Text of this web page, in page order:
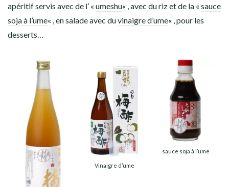
apéritif servis avec de l’ « umeshu« , avec du riz et de la « sauce
soja à l’ume« , en salade avec duvinaigre d’ume« , pour les
desserts…
Vinaigre d’ume
sauce soja à l’ume